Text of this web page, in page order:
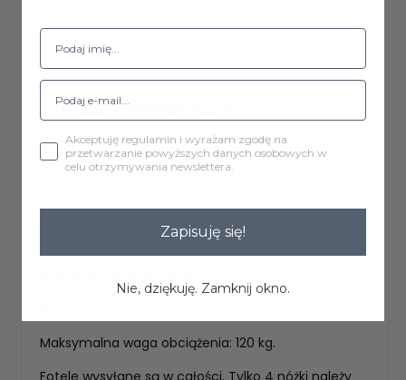
Wysokość: 69 cm,
Wysokość do siedziska: 39 cm,
Wysokość do podłokietnika: 58 cm,
Głębokość: 60 cm,
Głębokość siedziska: 41 cm,
Szerokość: 73 cm,
Szerokość siedziska: 42 cm,
Maksymalna waga obciążenia: 120 kg.
Fotele wysyłane są w całości. Tylko 4 nóżki należy
Akceptuję regulamin i wyrażam zgodę na
przetwarzanie powyższych danych osobowych w
celu otrzymywania newslettera.
Zapisuję się!
Nie, dziękuję. Zamknij okno.